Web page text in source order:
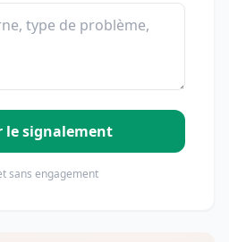
le signalement
sans engagement